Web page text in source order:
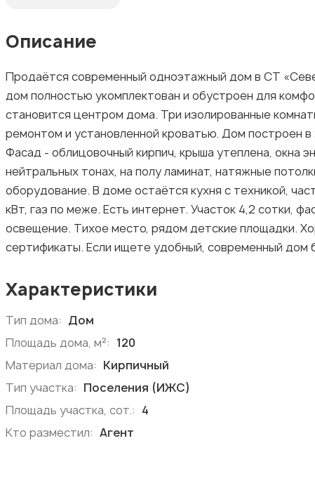
Описание
Продаётся современный одноэтажный дом в СТ
дом полностью укомплектован и обустроен для
становится центром дома. Три изолированные
ремонтом и установленной кроватью. Дом построен
Фасад - облицовочный кирпич, крыша утеплена, окна
нейтральных тонах, на полу ламинат, натяжные
оборудование. В доме остаётся кухня с техникой,
кВт, газ по меже. Есть интернет. Участок 4,2 сотки,
освещение. Тихое место, рядом детские площадки.
сертификаты. Если ищете удобный, современный дом
Характеристики
Тип дома: Дом
Площадь дома, м²: 120
Материал дома: Кирпичный
Тип участка: Поселения (ИЖС)
Площадь участка, сот.: 4
Кто разместил: Агент